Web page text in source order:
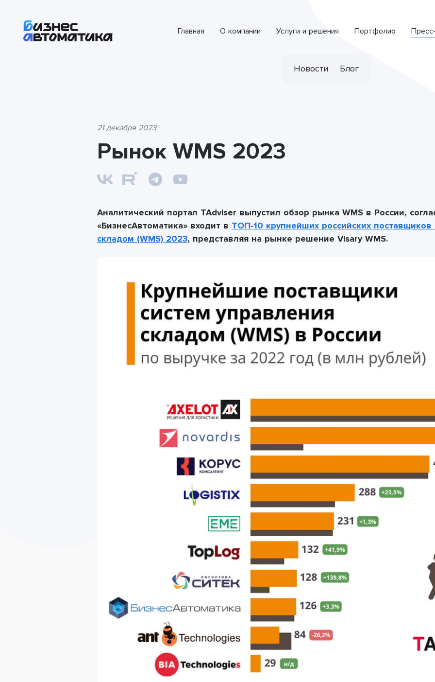
Главная О компании Услуги и решения Портфолио
Новости Блог
21 декабря 2023
Рынок WMS 2023
Аналитический портал TAdviser выпустил обзор рынка WMS в России,
«БизнесАвтоматика» входит в ТОП-10 крупнейших российских поставщиков
складом (WMS) 2023, представляя на рынке решение Visary WMS.